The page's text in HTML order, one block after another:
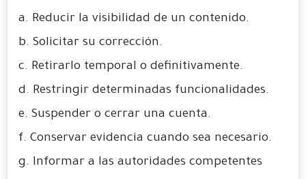
a. Reducir la visibilidad de un contenido.
b. Solicitar su corrección.
c. Retirarlo temporal o definitivamente.
d. Restringir determinadas funcionalidades.
e. Suspender o cerrar una cuenta.
f. Conservar evidencia cuando sea necesario.
g. Informar a las autoridades competentes